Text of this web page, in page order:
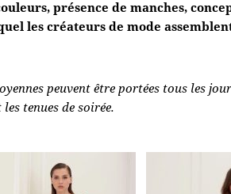
présence de manches,
les créateurs de mode
peuvent être portées tous les
tenues de soirée.